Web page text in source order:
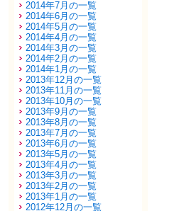
2014年7月の一覧
2014年6月の一覧
2014年5月の一覧
2014年4月の一覧
2014年3月の一覧
2014年2月の一覧
2014年1月の一覧
2013年12月の一覧
2013年11月の一覧
2013年10月の一覧
2013年9月の一覧
2013年8月の一覧
2013年7月の一覧
2013年6月の一覧
2013年5月の一覧
2013年4月の一覧
2013年3月の一覧
2013年2月の一覧
2013年1月の一覧
2012年12月の一覧